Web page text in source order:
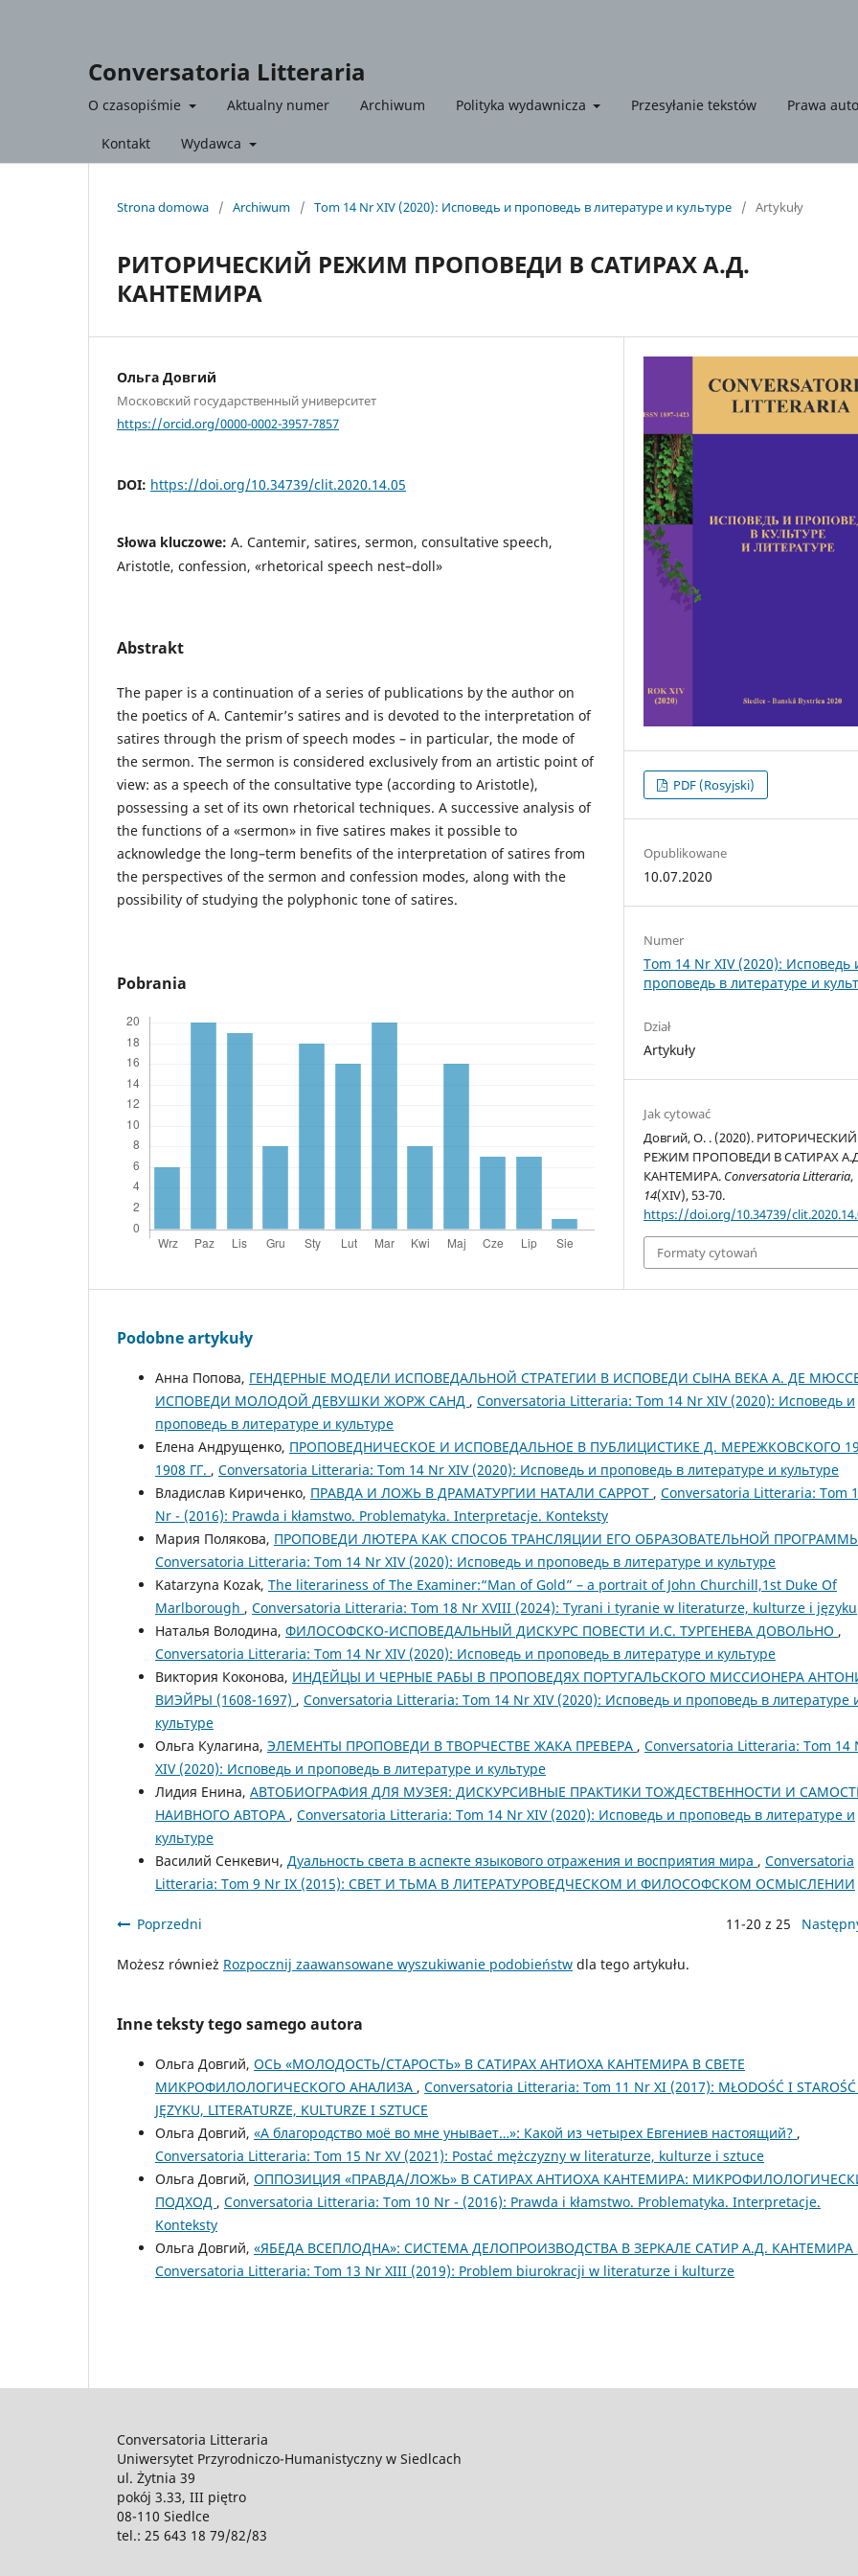
Conversatoria Litteraria
O czasopiśmie Aktualny numer Archiwum Polityka wydawnicza Przesyłanie tekstów Prawa
Kontakt Wydawca
Strona domowa / Archiwum / Tom 14 Nr XIV (2020): Исповедь и проповедь в литературе и культуре / Artykuły
РИТОРИЧЕСКИЙ РЕЖИМ ПРОПОВЕДИ В САТИРАХ А.Д.
КАНТЕМИРА
Ольга Довгий
Московский государственный университет
https://orcid.org/0000-0002-3957-7857
DOI: https://doi.org/10.34739/clit.2020.14.05
Słowa kluczowe: A. Cantemir, satires, sermon, consultative speech,
Aristotle, confession, «rhetorical speech nest–doll»
Abstrakt
The paper is a continuation of a series of publications by the author on
the poetics of A. Cantemir’s satires and is devoted to the interpretation of
satires through the prism of speech modes – in particular, the mode of
the sermon. The sermon is considered exclusively from an artistic point of
view: as a speech of the consultative type (according to Aristotle),
possessing a set of its own rhetorical techniques. A successive analysis of
the functions of a «sermon» in five satires makes it possible to
acknowledge the long–term benefits of the interpretation of satires from
the perspectives of the sermon and confession modes, along with the
possibility of studying the polyphonic tone of satires.
Pobrania
PDF (Rosyjski)
Opublikowane
10.07.2020
Numer
Tom 14 Nr XIV (2020): Исповедь
проповедь в литературе и
Dział
Artykuły
Jak cytować
Довгий, О. . (2020). РИТОРИЧЕСКИЙ
РЕЖИМ ПРОПОВЕДИ В САТИРАХ
КАНТЕМИРА. Conversatoria Litteraria,
14(XIV), 53-70.
https://doi.org/10.34739/
Formaty cytowań
Podobne artykuły
Анна Попова, ГЕНДЕРНЫЕ МОДЕЛИ ИСПОВЕДАЛЬНОЙ СТРАТЕГИИ В ИСПОВЕДИ СЫНА ВЕКА А. ДЕ
ИСПОВЕДИ МОЛОДОЙ ДЕВУШКИ ЖОРЖ САНД , Conversatoria Litteraria: Tom 14 Nr XIV (2020): Исповедь и
проповедь в литературе и культуре
Елена Андрущенко, ПРОПОВЕДНИЧЕСКОЕ И ИСПОВЕДАЛЬНОЕ В ПУБЛИЦИСТИКЕ Д. МЕРЕЖКОВСКОГО
1908 ГГ. , Conversatoria Litteraria: Tom 14 Nr XIV (2020): Исповедь и проповедь в литературе и культуре
Владислав Кириченко, ПРАВДА И ЛОЖЬ В ДРАМАТУРГИИ НАТАЛИ САРРОТ , Conversatoria Litteraria: Tom
Nr - (2016): Prawda i kłamstwo. Problematyka. Interpretacje. Konteksty
Мария Полякова, ПРОПОВЕДИ ЛЮТЕРА КАК СПОСОБ ТРАНСЛЯЦИИ ЕГО ОБРАЗОВАТЕЛЬНОЙ
Conversatoria Litteraria: Tom 14 Nr XIV (2020): Исповедь и проповедь в литературе и культуре
Katarzyna Kozak, The literariness of The Examiner:“Man of Gold” – a portrait of John Churchill,1st Duke Of
Marlborough , Conversatoria Litteraria: Tom 18 Nr XVIII (2024): Tyrani i tyranie w literaturze, kulturze i języku
Наталья Володина, ФИЛОСОФСКО-ИСПОВЕДАЛЬНЫЙ ДИСКУРС ПОВЕСТИ И.С. ТУРГЕНЕВА ДОВОЛЬНО ,
Conversatoria Litteraria: Tom 14 Nr XIV (2020): Исповедь и проповедь в литературе и культуре
Виктория Коконова, ИНДЕЙЦЫ И ЧЕРНЫЕ РАБЫ В ПРОПОВЕДЯХ ПОРТУГАЛЬСКОГО МИССИОНЕРА
ВИЭЙРЫ (1608-1697) , Conversatoria Litteraria: Tom 14 Nr XIV (2020): Исповедь и проповедь в литературе
культуре
Ольга Кулагина, ЭЛЕМЕНТЫ ПРОПОВЕДИ В ТВОРЧЕСТВЕ ЖАКА ПРЕВЕРА , Conversatoria Litteraria: Tom 14
XIV (2020): Исповедь и проповедь в литературе и культуре
Лидия Енина, АВТОБИОГРАФИЯ ДЛЯ МУЗЕЯ: ДИСКУРСИВНЫЕ ПРАКТИКИ ТОЖДЕСТВЕННОСТИ И
НАИВНОГО АВТОРА , Conversatoria Litteraria: Tom 14 Nr XIV (2020): Исповедь и проповедь в литературе и
культуре
Василий Сенкевич, Дуальность света в аспекте языкового отражения и восприятия мира , Conversatoria
Litteraria: Tom 9 Nr IX (2015): СВЕТ И ТЬМА В ЛИТЕРАТУРОВЕДЧЕСКОМ И ФИЛОСОФСКОМ ОСМЫСЛЕНИИ
Poprzedni 11-20 z 25
Możesz również Rozpocznij zaawansowane wyszukiwanie podobieństw dla tego artykułu.
Inne teksty tego samego autora
Ольга Довгий, ОСЬ «МОЛОДОСТЬ/СТАРОСТЬ» В САТИРАХ АНТИОХА КАНТЕМИРА В СВЕТЕ
МИКРОФИЛОЛОГИЧЕСКОГО АНАЛИЗА , Conversatoria Litteraria: Tom 11 Nr XI (2017): MŁODOŚĆ I
JĘZYKU, LITERATURZE, KULTURZE I SZTUCE
Ольга Довгий, «А благородство моё во мне унывает…»: Какой из четырех Евгениев настоящий? ,
Conversatoria Litteraria: Tom 15 Nr XV (2021): Postać mężczyzny w literaturze, kulturze i sztuce
Ольга Довгий, ОППОЗИЦИЯ «ПРАВДА/ЛОЖЬ» В САТИРАХ АНТИОХА КАНТЕМИРА:
ПОДХОД , Conversatoria Litteraria: Tom 10 Nr - (2016): Prawda i kłamstwo. Problematyka. Interpretacje.
Konteksty
Ольга Довгий, «ЯБЕДА ВСЕПЛОДНА»: СИСТЕМА ДЕЛОПРОИЗВОДСТВА В ЗЕРКАЛЕ САТИР А.Д. КАНТЕМИРА
Conversatoria Litteraria: Tom 13 Nr XIII (2019): Problem biurokracji w literaturze i kulturze
Conversatoria Litteraria
Uniwersytet Przyrodniczo-Humanistyczny w Siedlcach
ul. Żytnia 39
pokój 3.33, III piętro
08-110 Siedlce
tel.: 25 643 18 79/82/83